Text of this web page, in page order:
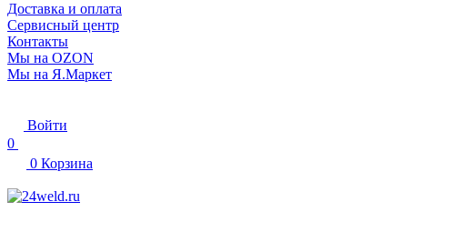
Доставка и оплата
Сервисный центр
Контакты
Мы на OZON
Мы на Я.Маркет
Войти
0
0 Корзина